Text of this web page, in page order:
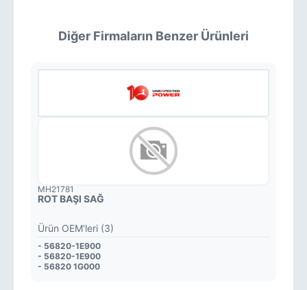
Diğer Firmaların Benzer Ürünleri
MH21781
ROT BAŞI SAĞ
Ürün OEM'leri (3)
- 56820-1E900
- 56820-1E900
- 56820 1G000